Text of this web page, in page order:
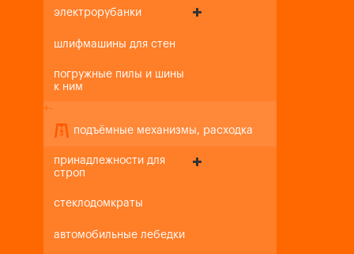
электрорубанки
шлифмашины для стен
погружные пилы и шины
к ним
+-
подъёмные механизмы, расходка
принадлежности для
строп
стеклодомкраты
автомобильные лебедки